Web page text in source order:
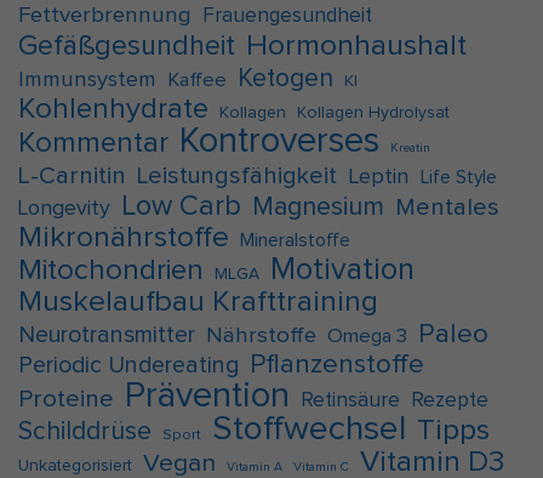
Fettverbrennung Frauengesundheit
Gefäßgesundheit Hormonhaushalt
Immunsystem Kaffee Ketogen KI
Kohlenhydrate Kollagen Kollagen Hydrolysat
Kommentar Kontroverses Kreatin
L-Carnitin Leistungsfähigkeit Leptin Life Style
Longevity Low Carb Magnesium Mentales
Mikronährstoffe Mineralstoffe
Mitochondrien MLGA Motivation
Muskelaufbau Krafttraining
Neurotransmitter Nährstoffe Omega 3 Paleo
Periodic Undereating Pflanzenstoffe
Proteine Prävention Retinsäure Rezepte
Schilddrüse Sport Stoffwechsel Tipps
Unkategorisiert Vegan Vitamin A Vitamin C Vitamin D3